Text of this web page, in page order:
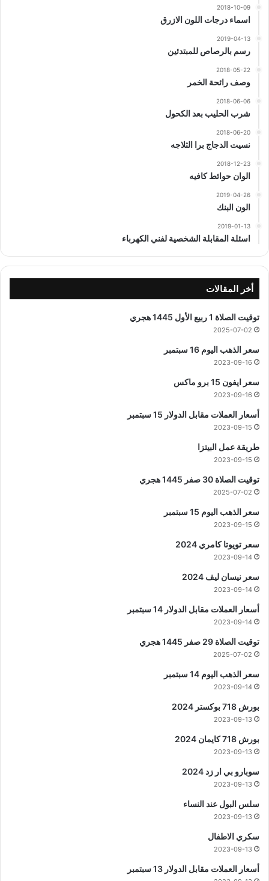
2018-10-09
اسماء درجات اللون الازرق
2019-04-13
رسم بالرصاص للمبتدئين
2018-05-22
وصف رائحة الخمر
2018-06-06
شرب الحليب بعد الكحول
2018-06-20
نسيت الدجاج برا الثلاجه
2018-12-23
الوان حوائط كافيه
2019-04-26
الون البنك
2019-01-13
اسئلة المقابلة الشخصية لفني الكهرباء
أخر المقالات
توقيت الصلاة 1 ربيع الأول 1445 هجري
2025-07-02
سعر الذهب اليوم 16 سبتمبر
2023-09-16
سعر ايفون 15 برو ماكس
2023-09-16
أسعار العملات مقابل الدولار 15 سبتمبر
2023-09-15
طريقة عمل البيتزا
2023-09-15
توقيت الصلاة 30 صفر 1445 هجري
2025-07-02
سعر الذهب اليوم 15 سبتمبر
2023-09-15
سعر تويوتا كامري 2024
2023-09-14
سعر نيسان ليف 2024
2023-09-14
أسعار العملات مقابل الدولار 14 سبتمبر
2023-09-14
توقيت الصلاة 29 صفر 1445 هجري
2025-07-02
سعر الذهب اليوم 14 سبتمبر
2023-09-14
بورش 718 بوكستر 2024
2023-09-13
بورش 718 كايمان 2024
2023-09-13
سوبارو بي ار زد 2024
2023-09-13
سلس البول عند النساء
2023-09-13
سكري الاطفال
2023-09-13
أسعار العملات مقابل الدولار 13 سبتمبر